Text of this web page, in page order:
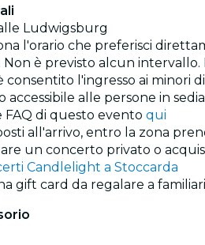
Ludwigsburg
l'orario che preferisci
Non è previsto alcun
consentito l'ingresso ai minori
accessibile alle persone in
FAQ di questo evento qui
all'arrivo, entro la zona
un concerto privato o
Candlelight a Stoccarda
gift card da regalare a